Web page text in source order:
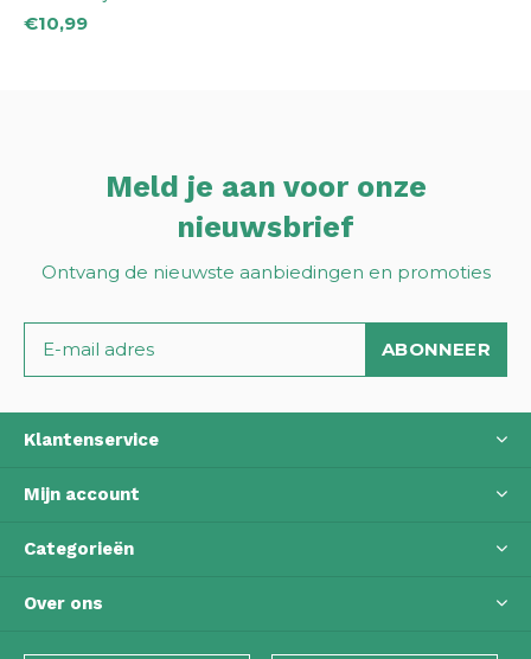
€10,99
Meld je aan voor onze
nieuwsbrief
Ontvang de nieuwste aanbiedingen en promoties
ABONNEER
Klantenservice
Mijn account
Categorieën
Over ons